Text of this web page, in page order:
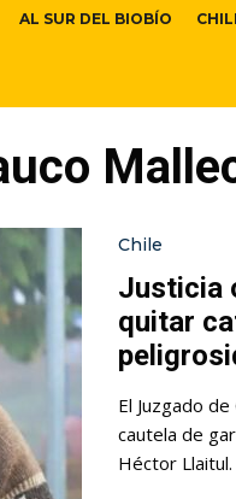
AL SUR DEL BIOBÍO
Chile
Justicia
quitar
El Juzgado
cautela de
Héctor Llaitul.